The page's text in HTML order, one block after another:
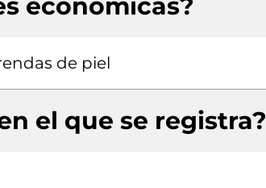
económicas?
de piel
el que se registra?